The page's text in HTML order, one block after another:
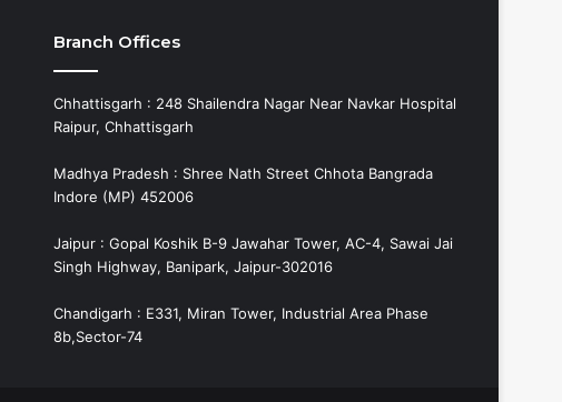
Branch Offices
Chhattisgarh : 248 Shailendra Nagar Near Navkar Hospital
Raipur, Chhattisgarh
Madhya Pradesh : Shree Nath Street Chhota Bangrada
Indore (MP) 452006
Jaipur : Gopal Koshik B-9 Jawahar Tower, AC-4, Sawai Jai
Singh Highway, Banipark, Jaipur-302016
Chandigarh : E331, Miran Tower, Industrial Area Phase
8b,Sector-74